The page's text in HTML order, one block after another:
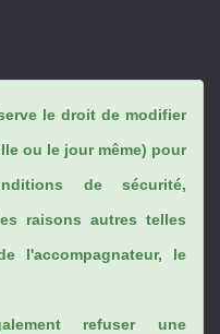
le droit de modifier
ou le jour même) pour
de sécurité,
raisons autres telles
l'accompagnateur, le
refuser une